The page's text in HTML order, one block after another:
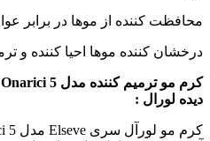
محافظت کننده از موها در برابر
درخشان کننده موها احیا کننده و
دیده لورال :